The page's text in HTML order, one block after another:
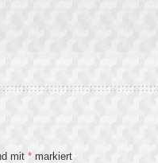
mit * markiert